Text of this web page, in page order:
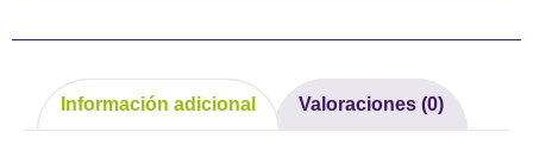
Información adicional Valoraciones (0)